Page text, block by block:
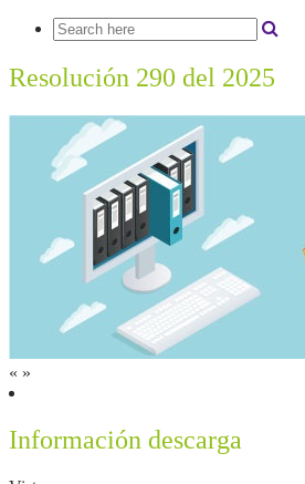
Resolución 290 del 2025
« »
Información descarga